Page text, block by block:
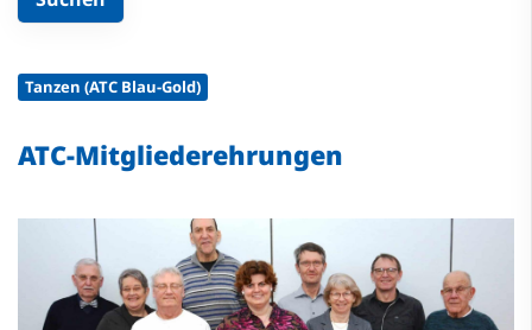
Tanzen (ATC Blau-Gold)
ATC-Mitgliederehrungen